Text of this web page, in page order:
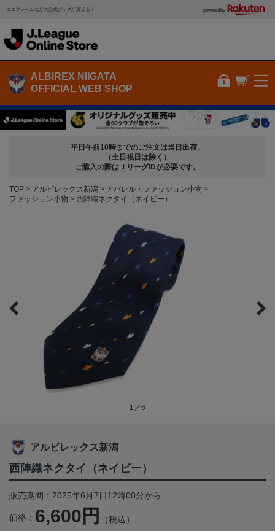
ユニフォームなどの公式グッズが買える！ powered by
ALBIREX NIIGATA
OFFICIAL WEB SHOP
平日午前10時までのご注文は当日出荷。
（土日祝日は除く）
ご購入の際はＪリーグIDが必要です。
TOP アルビレックス新潟
アパレル・ファッション小物
ファッション小物
西陣織ネクタイ（ネイビー）
1／6
アルビレックス新潟
西陣織ネクタイ（ネイビー）
販売期間：2025年6月7日12時00分から
価格： 6,600円 （税込）